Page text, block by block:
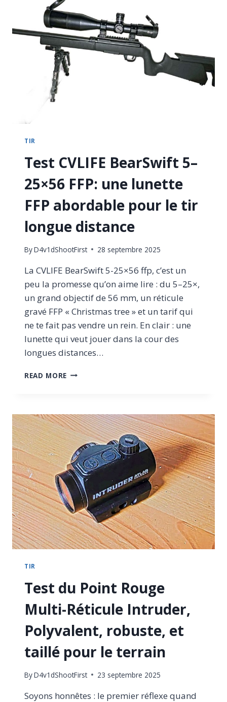
RECHARGEABLE
RED:
UTILE,
SIMPLE
ET
RECHARGEABLE
TIR
Test CVLIFE BearSwift 5–
25×56 FFP: une lunette
FFP abordable pour le tir
longue distance
ByD4v1dShootFirst 28 septembre 2025
La CVLIFE BearSwift 5-25×56 ffp, c’est un
peu la promesse qu’on aime lire : du 5–25×,
un grand objectif de 56 mm, un réticule
gravé FFP « Christmas tree » et un tarif qui
ne te fait pas vendre un rein. En clair : une
lunette qui veut jouer dans la cour des
longues distances…
READ MORE TEST
25×56
FFP:
UNE
LUNETTE
FFP
ABORDABLE
POUR
LE
TIR
LONGUE
DISTANCE
TIR
Test du Point Rouge
Multi-Réticule Intruder,
Polyvalent, robuste, et
taillé pour le terrain
ByD4v1dShootFirst 23 septembre 2025
Soyons honnêtes : le premier réflexe quand